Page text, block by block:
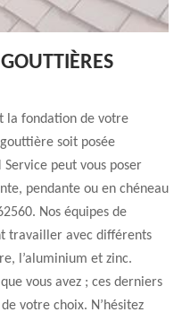
la fondation de votre
soit posée
peut vous poser
pendante ou en chéneau
Nos équipes de
travailler avec différents
l’aluminium et zinc.
vous avez ; ces derniers
votre choix. N’hésitez